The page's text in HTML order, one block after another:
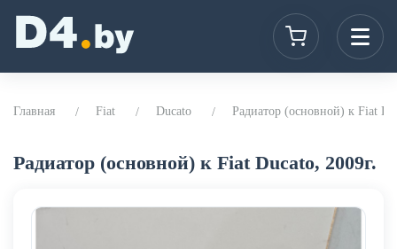
Главная Fiat Ducato Радиатор (основной) к Fiat
Радиатор (основной) к Fiat Ducato, 2009г.